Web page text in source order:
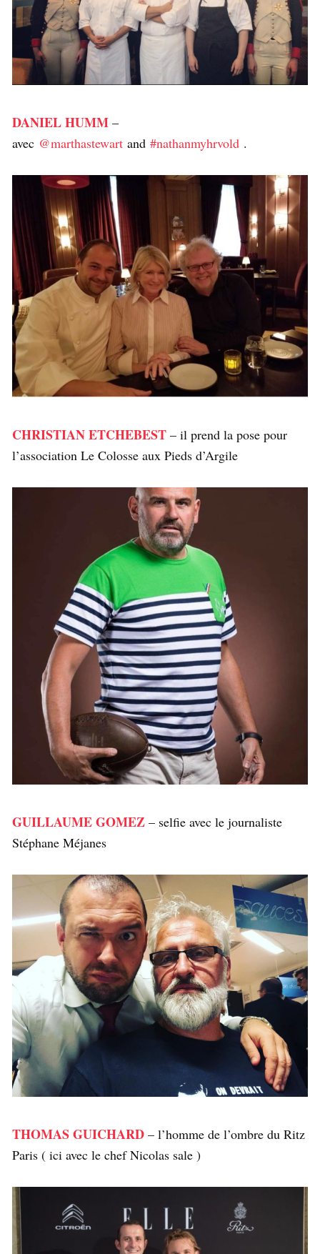
DANIEL HUMM –
avec @marthastewart and #nathanmyhrvold .
CHRISTIAN ETCHEBEST – il prend la pose pour
l’association Le Colosse aux Pieds d’Argile
GUILLAUME GOMEZ – selfie avec le journaliste
Stéphane Méjanes
THOMAS GUICHARD – l’homme de l’ombre du Ritz
Paris ( ici avec le chef Nicolas sale )